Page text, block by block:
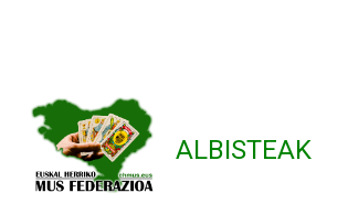
ALBISTEAK